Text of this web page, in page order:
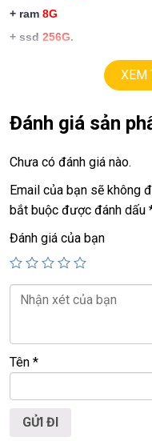
+ ram 8G
+ ssd 256G.
Retina (2560
+ 4 Thunderbolt 3 ports
RẺ.
XEM
Đánh giá sản
Chưa có đánh giá nào.
Email của bạn sẽ không
bắt buộc được đánh dấu
Đánh giá của bạn
Tên *